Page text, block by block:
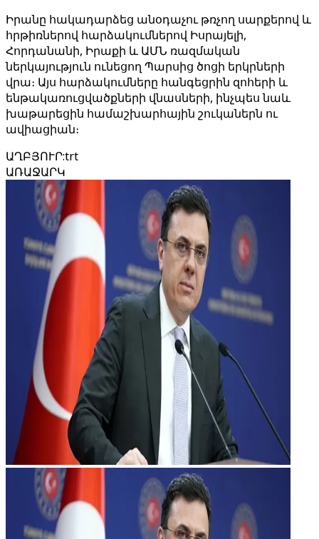
Իրանը հակադարձեց անօդաչու թռչող սարքերով և
հրթիռներով հարձակումներով Իսրայելի,
Հորդանանի, Իրաքի և ԱՄՆ ռազմական
ներկայություն ունեցող Պարսից ծոցի երկրների
վրա։ Այս հարձակումները հանգեցրին զոհերի և
ենթակառուցվածքների վնասների, ինչպես նաև
խաթարեցին համաշխարհային շուկաներն ու
ավիացիան։
ԱՂԲՅՈՒՐ:trt
ԱՌԱՋԱՐԿ